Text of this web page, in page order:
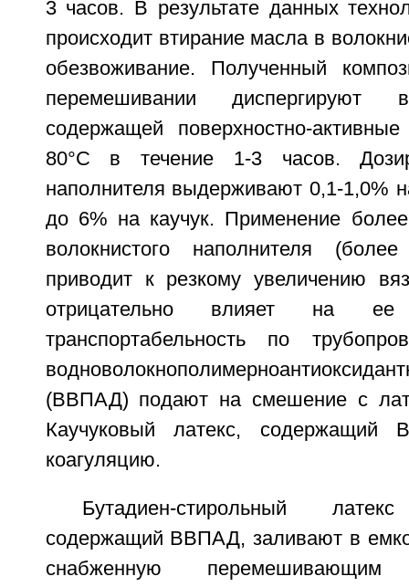
3 часов. В результате данных
происходит втирание масла в
обезвоживание. Полученный
перемешивании
содержащей поверхностно-
80°С в течение 1-3 часов.
наполнителя выдерживают 0,1-1,0%
до 6% на каучук. Применение
волокнистого наполнителя
приводит к резкому увеличению
отрицательно влияет на
транспортабельность по
(ВВПАД) подают на смешение с
Каучуковый латекс,
коагуляцию.
Бутадиен-стирольный
содержащий ВВПАД, заливают в
снабженную